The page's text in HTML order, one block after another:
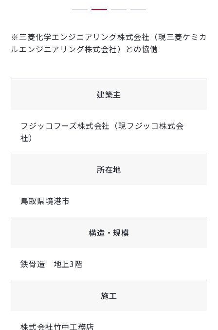
※三菱化学エンジニアリング株式会社（現三菱ケミカ
ルエンジニアリング株式会社）との協働
建築主
フジッコフーズ株式会社（現フジッコ株式会
社）
所在地
鳥取県境港市
構造・規模
鉄骨造 地上3階
施工
株式会社竹中工務店